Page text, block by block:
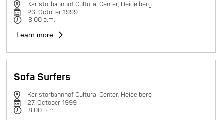
Karlstorbahnhof Cultural Center, Heidelberg
26. October 1999
8:00 p.m.
Learn more
Sofa Surfers
Karlstorbahnhof Cultural Center, Heidelberg
27. October 1999
8:00 p.m.